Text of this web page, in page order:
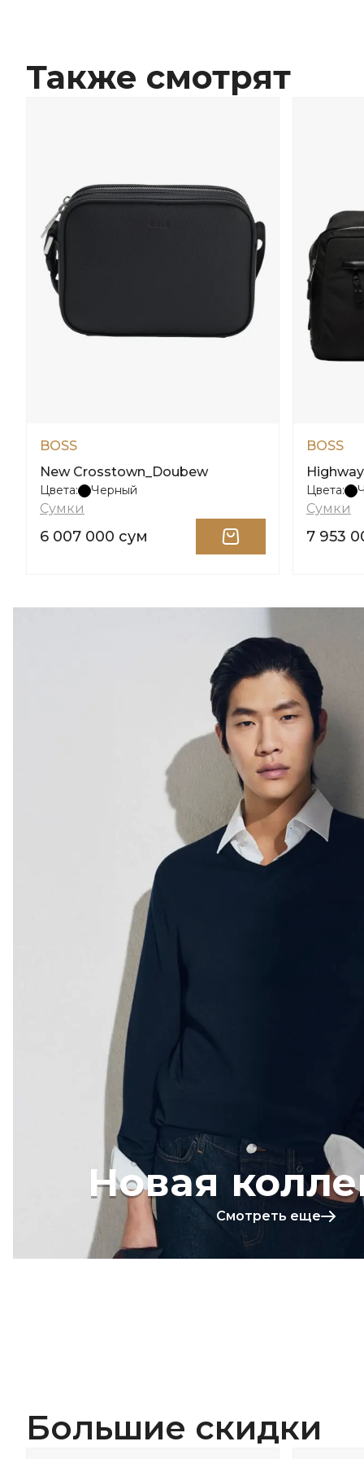
Также смотрят
BOSS
New Crosstown_Doubew
Цвета: Черный
Сумки
6 007 000 сум
BOSS
Цвета:
Сумки
7 953
Новая
Смотреть еще
Большие скидки